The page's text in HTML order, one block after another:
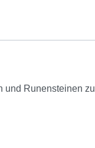
und Runensteinen